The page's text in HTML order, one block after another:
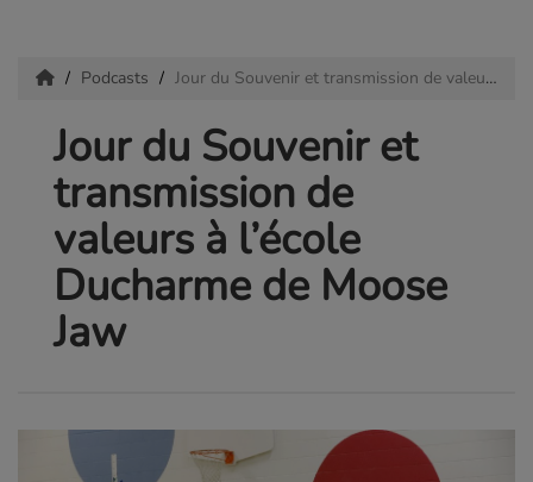
Podcasts Jour du Souvenir et transmission de valeurs à l’école Ducharme de Moose Jaw
Jour du Souvenir et
transmission de
valeurs à l’école
Ducharme de Moose
Jaw